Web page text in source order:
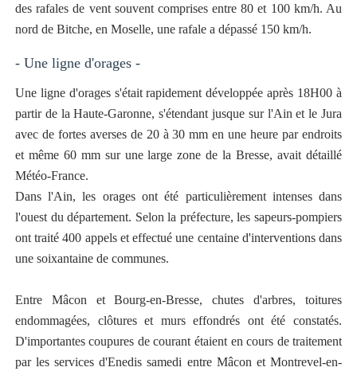
des rafales de vent souvent comprises entre 80 et 100 km/h. Au
nord de Bitche, en Moselle, une rafale a dépassé 150 km/h.
- Une ligne d'orages -
Une ligne d'orages s'était rapidement développée après 18H00 à
partir de la Haute-Garonne, s'étendant jusque sur l'Ain et le Jura
avec de fortes averses de 20 à 30 mm en une heure par endroits
et même 60 mm sur une large zone de la Bresse, avait détaillé
Météo-France.
Dans l'Ain, les orages ont été particulièrement intenses dans
l'ouest du département. Selon la préfecture, les sapeurs-pompiers
ont traité 400 appels et effectué une centaine d'interventions dans
une soixantaine de communes.
Entre Mâcon et Bourg-en-Bresse, chutes d'arbres, toitures
endommagées, clôtures et murs effondrés ont été constatés.
D'importantes coupures de courant étaient en cours de traitement
par les services d'Enedis samedi entre Mâcon et Montrevel-en-